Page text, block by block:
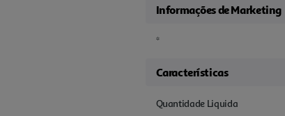
Informações de Marketing
*
Características
Quantidade Liquida